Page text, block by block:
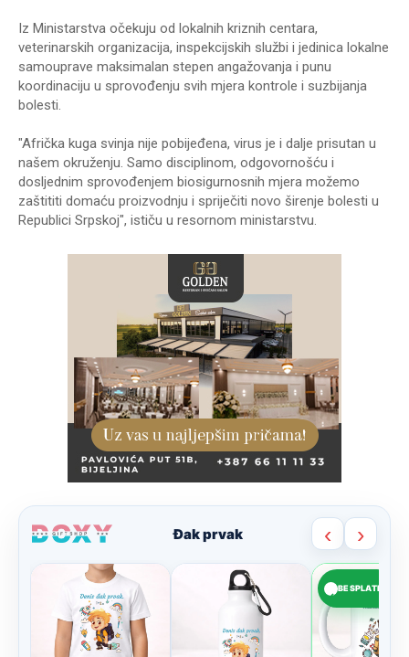
Iz Ministarstva očekuju od lokalnih kriznih centara,
veterinarskih organizacija, inspekcijskih službi i jedinica lokalne
samouprave maksimalan stepen angažovanja i punu
koordinaciju u sprovođenju svih mjera kontrole i suzbijanja
bolesti.
"Afrička kuga svinja nije pobijeđena, virus je i dalje prisutan u
našem okruženju. Samo disciplinom, odgovornošću i
dosljednim sprovođenjem biosigurnosnih mjera možemo
zaštititi domaću proizvodnju i spriječiti novo širenje bolesti u
Republici Srpskoj", ističu u resornom ministarstvu.